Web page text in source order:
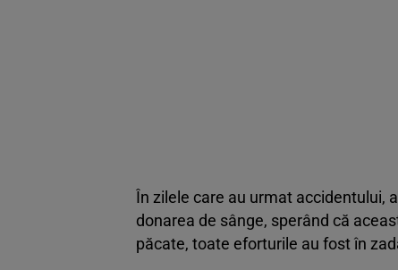
În zilele care au urmat accidentului,
donarea de sânge, sperând că
păcate, toate eforturile au fost în